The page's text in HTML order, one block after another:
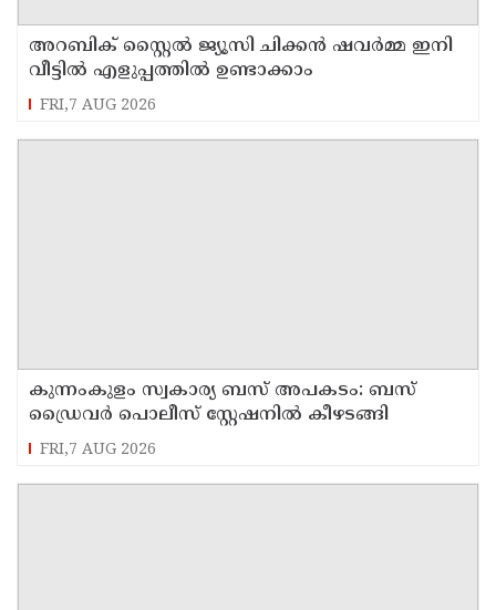
അറബിക് സ്റ്റൈൽ ജ്യൂസി ചിക്കൻ ഷവർമ്മ ഇനി
വീട്ടിൽ എളുപ്പത്തിൽ ഉണ്ടാക്കാം
FRI,7 AUG 2026
കുന്നംകുളം സ്വകാര്യ ബസ് അപകടം: ബസ്
ഡ്രൈവർ പൊലീസ് സ്റ്റേഷനിൽ കീഴടങ്ങി
FRI,7 AUG 2026